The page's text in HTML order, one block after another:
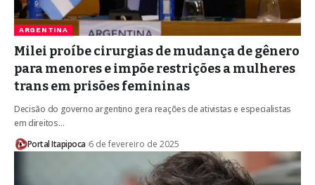
ARGENTINA
Milei proíbe cirurgias de mudança de gênero
para menores e impõe restrições a mulheres
trans em prisões femininas
Decisão do governo argentino gera reações de ativistas e especialistas
em direitos…
Portal Itapipoca 6 de fevereiro de 2025